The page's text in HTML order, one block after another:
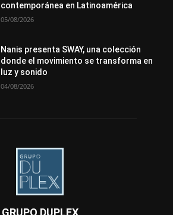
contemporánea en Latinoamérica
05/08/2026
Nanis presenta SWAY, una colección
donde el movimiento se transforma en
luz y sonido
04/08/2026